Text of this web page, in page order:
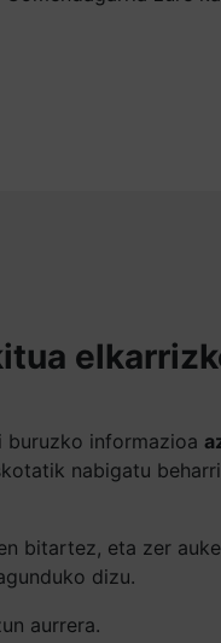
informazioa
nabigatu
bitartez, eta zer
dizu.
aurrera.